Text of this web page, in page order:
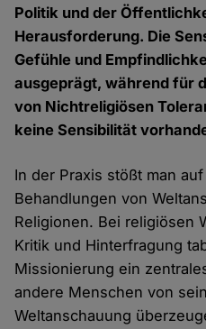
Politik und der
Herausforderung. Die
Gefühle und
ausgeprägt, während für
von Nichtreligiösen
keine Sensibilität
In der Praxis stößt man
Behandlungen von
Religionen. Bei religiösen
Kritik und Hinterfragung
Missionierung ein
andere Menschen von
Weltanschauung